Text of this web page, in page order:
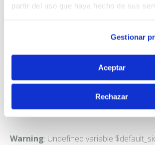
partir del uso que haya hecho de sus
Gestionar
Aceptar
Rechazar
FARMACIA GRANDE ESTEVEZ, MARIA
Warning: Undefined variable